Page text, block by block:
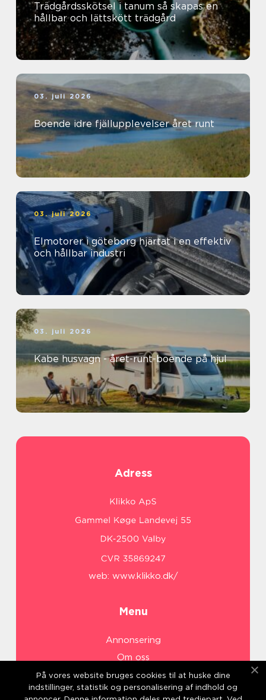
Trädgårdsskötsel i tanum så skapas en
hållbar och lättskött trädgård
03. juli 2026
Boende idre fjällupplevelser året runt
03. juli 2026
Elmotorer i göteborg hjärtat i en effektiv
och hållbar industri
03. juli 2026
Kabe husvagn - året-runt-boende på hjul
Adress
web: www.klikko.dk/
Menu
Annonsering
Om oss
Cookies
Kontakta oss
På vores website bruges cookies til at huske dine
indstillinger, statistik og personalisering af indhold og